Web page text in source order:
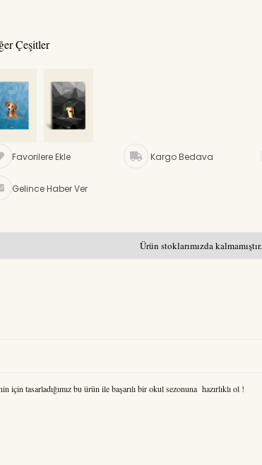
Çeşitler
Favorilere Ekle Kargo Bedava
Gelince Haber Ver
Ürün stoklarımızda kalmamıştır.
için tasarladığımız bu ürün ile başarılı bir okul sezonuna hazırlıklı ol !